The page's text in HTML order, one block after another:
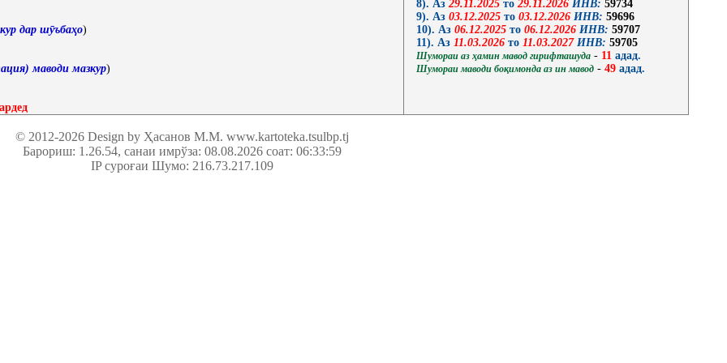
дар шӯъбаҳо)
маводи мазкур)
8). Аз 29.11.2025 то 29.11.2026 ИНВ: 59734
9). Аз 03.12.2025 то 03.12.2026 ИНВ: 59696
10). Аз 06.12.2025 то 06.12.2026 ИНВ: 59707
11). Аз 11.03.2026 то 11.03.2027 ИНВ: 59705
Шумораи аз ҳамин мавод гирифташуда - 11 адад.
Шумораи маводи боқимонда аз ин мавод - 49 адад.
© 2012-2026 Design by Ҳасанов М.М. www.kartoteka.tsulbp.tj
Барориш: 1.26.54, санаи имрўза: 08.08.2026 соат: 06:33:59
IP суроғаи Шумо: 216.73.217.109